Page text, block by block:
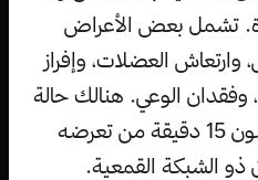
تشمل بعض الأعراض
العضلات، وإفراز
وفقدان الوعي. هنالك حالة
مسجلة لوفاة طفل في غضون 15 دقيقة من تعرضه
الشبكة القمعية.